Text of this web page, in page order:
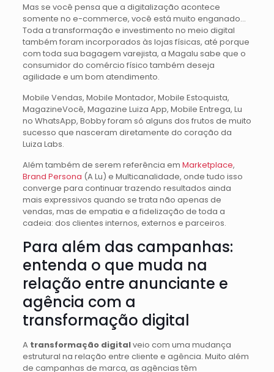
Mas se você pensa que a digitalização acontece
somente no e-commerce, você está muito enganado…
Toda a transformação e investimento no meio digital
também foram incorporados às lojas físicas, até porque
com toda sua bagagem varejista, a Magalu sabe que o
consumidor do comércio físico também deseja
agilidade e um bom atendimento.
Mobile Vendas, Mobile Montador, Mobile Estoquista,
MagazineVocê, Magazine Luiza App, Mobile Entrega, Lu
no WhatsApp, Bobby foram só alguns dos frutos de muito
sucesso que nasceram diretamente do coração da
Luiza Labs.
Além também de serem referência em Marketplace,
Brand Persona (A Lu) e Multicanalidade, onde tudo isso
converge para continuar trazendo resultados ainda
mais expressivos quando se trata não apenas de
vendas, mas de empatia e a fidelização de toda a
cadeia: dos clientes internos, externos e parceiros.
Para além das campanhas:
entenda o que muda na
relação entre anunciante e
agência com a
transformação digital
A transformação digitalveio com uma mudança
estrutural na relação entre cliente e agência. Muito além
de campanhas de marca, as agências têm